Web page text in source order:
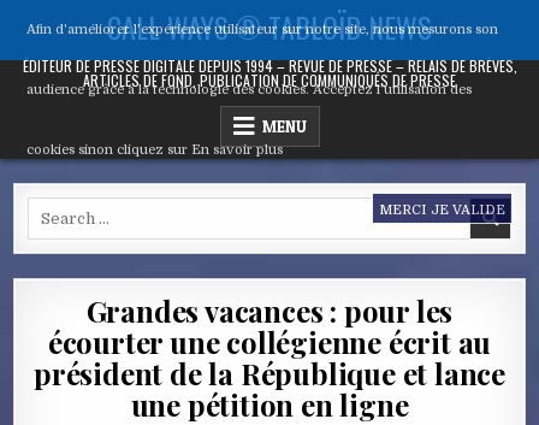
content
CALL WAYS ® TABLOÏD NEWS
ÉDITEUR DE PRESSE DIGITALE DEPUIS 1994 – REVUE DE PRESSE – RELAIS DE BRÈVES,
ARTICLES DE FOND, PUBLICATION DE COMMUNIQUÉS DE PRESSE
MENU
Grandes vacances : pour les
écourter une collégienne écrit au
président de la République et lance
une pétition en ligne
Afin d'améliorer l’expérience utilisateur sur notre site, nous mesurons son
audience grâce à la technologie des cookies. Acceptez l’utilisation des
cookies sinon cliquez sur En savoir plus
MERCI JE VALIDE